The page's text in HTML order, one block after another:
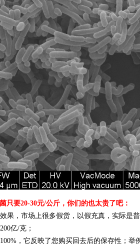
只要20-30元/公斤，你们的也太贵了吧：
果，市场上很多假货，以假充真，实际是
亿/克；
，它反映了您购买回去后的保存性；